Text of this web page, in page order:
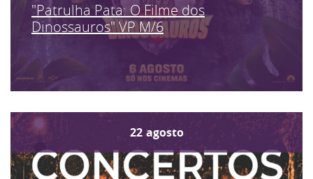
"Patrulha Pata: O Filme dos
Dinossauros" VP M/6
22 agosto